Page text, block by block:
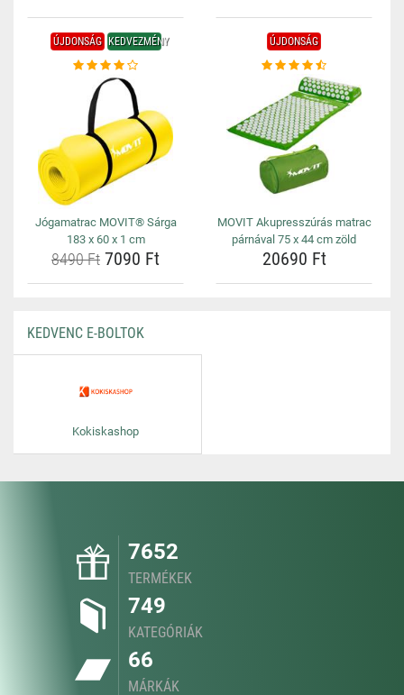
ÚJDONSÁG KEDVEZMÉNY
Jógamatrac MOVIT® Sárga
183 x 60 x 1 cm
8490 Ft 7090 Ft
ÚJDONSÁG
MOVIT Akupresszúrás matrac
párnával 75 x 44 cm zöld
20690 Ft
KEDVENC E-BOLTOK
Kokiskashop
7652
TERMÉKEK
749
KATEGÓRIÁK
66
MÁRKÁK